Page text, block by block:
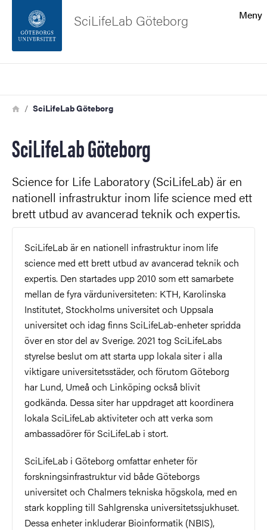
Sidfoten
Meny
SciLifeLab Göteborg
Länkstig
HemSciLifeLab Göteborg
SciLifeLab Göteborg
Science for Life Laboratory (SciLifeLab) är en
nationell infrastruktur inom life science med ett
brett utbud av avancerad teknik och expertis.
SciLifeLab är en nationell infrastruktur inom life
science med ett brett utbud av avancerad teknik och
expertis. Den startades upp 2010 som ett samarbete
mellan de fyra värduniversiteten: KTH, Karolinska
Institutet, Stockholms universitet och Uppsala
universitet och idag finns SciLifeLab-enheter spridda
över en stor del av Sverige. 2021 tog SciLifeLabs
styrelse beslut om att starta upp lokala siter i alla
viktigare universitetsstäder, och förutom Göteborg
har Lund, Umeå och Linköping också blivit
godkända. Dessa siter har uppdraget att koordinera
lokala SciLifeLab aktiviteter och att verka som
ambassadörer för SciLifeLab i stort.
SciLifeLab i Göteborg omfattar enheter för
forskningsinfrastruktur vid både Göteborgs
universitet och Chalmers tekniska högskola, med en
stark koppling till Sahlgrenska universitetssjukhuset.
Dessa enheter inkluderar Bioinformatik (NBIS),